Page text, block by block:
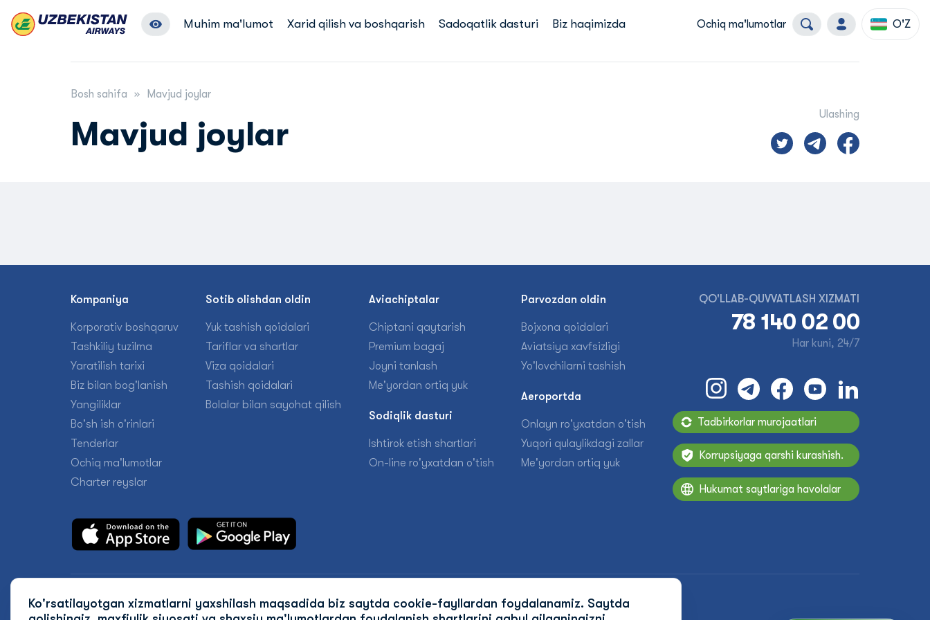
Ko'rsatilayotgan xizmatlarni yaxshilash maqsadida biz saytda cookie-fayllardan foydalanamiz. Saytda
Muhim ma'lumot Xarid qilish va boshqarish Sadoqatlik dasturi Biz haqimizda Ochiq ma'lumotlar O'Z
Bosh sahifa Mavjud joylar
Mavjud joylar
Ulashing
Kompaniya
Korporativ boshqaruv
Tashkiliy tuzilma
Yaratilish tarixi
Biz bilan bog'lanish
Yangiliklar
Bo'sh ish o'rinlari
Tenderlar
Ochiq ma'lumotlar
Charter reyslar
Sotib olishdan oldin
Yuk tashish qoidalari
Tariflar va shartlar
Viza qoidalari
Tashish qoidalari
Bolalar bilan sayohat qilish
Aviachiptalar
Chiptani qaytarish
Premium bagaj
Joyni tanlash
Me'yordan ortiq yuk
Sodiqlik dasturi
Ishtirok etish shartlari
On-line ro'yxatdan o'tish
Parvozdan oldin
Bojxona qoidalari
Aviatsiya xavfsizligi
Yo'lovchilarni tashish
Aeroportda
Onlayn ro'yxatdan o'tish
Yuqori qulaylikdagi zallar
Me'yordan ortiq yuk
QO'LLAB-QUVVATLASH XIZMATI
78 140 02 00
Har kuni, 24/7
Tadbirkorlar murojaatlari
Korrupsiyaga qarshi kurashish.
Hukumat saytlariga havolalar
© 2026 Uzbekistan Airways